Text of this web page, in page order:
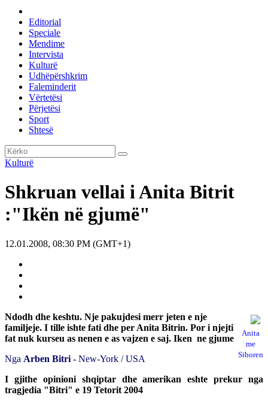
Editorial
Speciale
Mendime
Intervista
Kulturë
Udhëpërshkrim
Faleminderit
Vërtetësi
Përjetësi
Sport
Shtesë
Kulturë
Shkruan vellai i Anita Bitrit
:"Ikën në gjumë"
12.01.2008, 08:30 PM (GMT+1)
Anita
me
Siboren
Ndodh dhe keshtu. Nje pakujdesi merr jeten e nje
familjeje. I tille ishte fati dhe per Anita Bitrin. Por i njejti
fat nuk kurseu as nenen e as vajzen e saj. Iken ne gjume
Nga Arben Bitri - New-York / USA
I gjithe opinioni shqiptar dhe amerikan eshte prekur nga
tragjedia "Bitri" e 19 Tetorit 2004